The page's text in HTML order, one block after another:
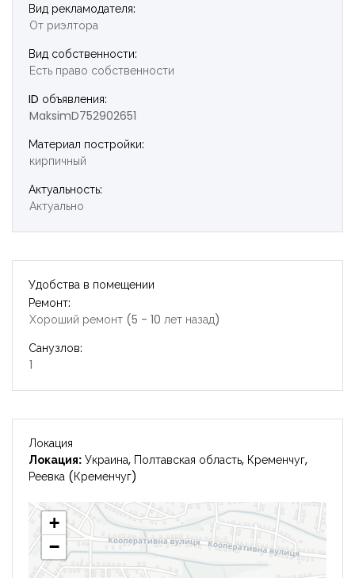
Вид рекламодателя:
От риэлтора
Вид собственности:
Есть право собственности
ID объявления:
MaksimD752902651
Материал постройки:
кирпичный
Актуальность:
Актуально
Удобства в помещении
Ремонт:
Хороший ремонт (5 - 10 лет назад)
Санузлов:
1
Локация
Локация: Украина, Полтавская область, Кременчуг,
Реевка (Кременчуг)
+
−